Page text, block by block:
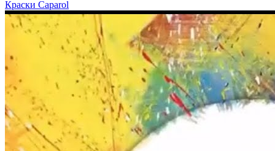
Краски Caparol